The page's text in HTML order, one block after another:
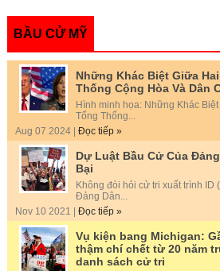
BẦU CỬ MỸ
Những Khác Biệt Giữa
Thống Cộng Hòa Và Dân
Hình minh họa: Những Khác
Tổng Thống...
Aug 07 2024 | Đọc tiếp »
Dự Luật Bầu Cử Của
Bại
Không đòi hỏi cử tri xuất trình ID
Đảng Dân...
Nov 10 2021 | Đọc tiếp »
Vụ kiện bang Michigan:
thậm chí chết từ 20 năm
danh sách cử tri